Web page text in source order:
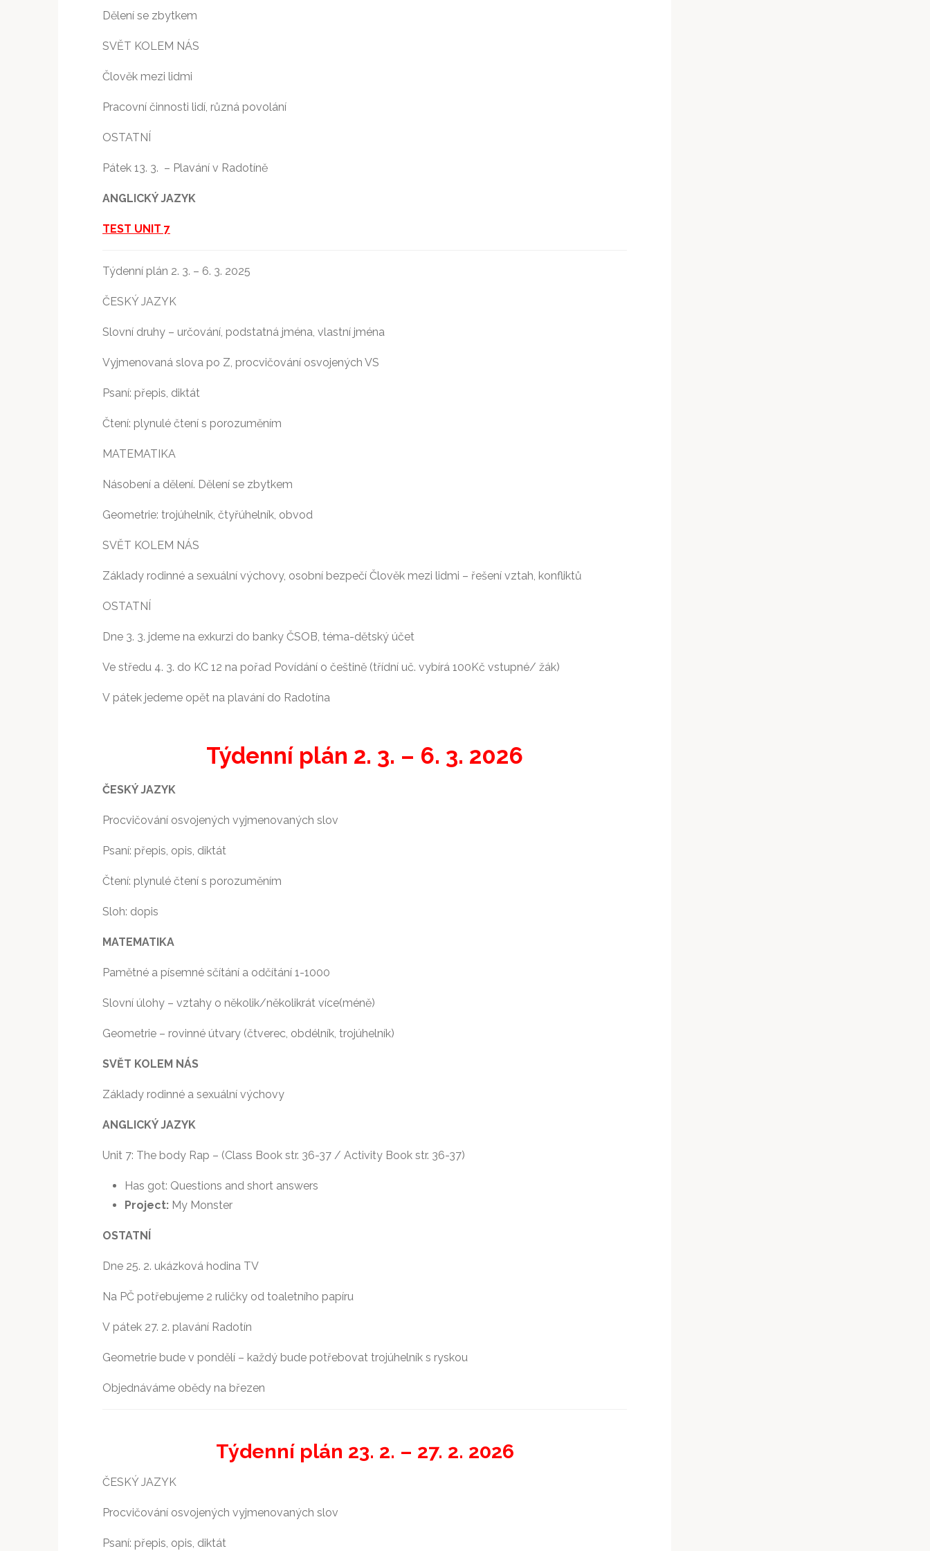
Dělení se zbytkem
SVĚT KOLEM NÁS
Člověk mezi lidmi
Pracovní činnosti lidí, různá povolání
OSTATNÍ
Pátek 13. 3. – Plavání v Radotíně
ANGLICKÝ JAZYK
TEST UNIT 7
Týdenní plán 2. 3. – 6. 3. 2025
ČESKÝ JAZYK
Slovní druhy – určování, podstatná jména, vlastní jména
Vyjmenovaná slova po Z, procvičování osvojených VS
Psaní: přepis, diktát
Čtení: plynulé čtení s porozuměním
MATEMATIKA
Násobení a dělení. Dělení se zbytkem
Geometrie: trojúhelník, čtyřúhelník, obvod
SVĚT KOLEM NÁS
Základy rodinné a sexuální výchovy, osobní bezpečí Člověk mezi lidmi – řešení vztah, konfliktů
OSTATNÍ
Dne 3. 3. jdeme na exkurzi do banky ČSOB, téma-dětský účet
Ve středu 4. 3. do KC 12 na pořad Povídání o češtině (třídní uč. vybírá 100Kč vstupné/ žák)
V pátek jedeme opět na plavání do Radotína
Týdenní plán 2. 3. – 6. 3. 2026
ČESKÝ JAZYK
Procvičování osvojených vyjmenovaných slov
Psaní: přepis, opis, diktát
Čtení: plynulé čtení s porozuměním
Sloh: dopis
MATEMATIKA
Pamětné a písemné sčítání a odčítání 1-1000
Slovní úlohy – vztahy o několik/několikrát více(méně)
Geometrie – rovinné útvary (čtverec, obdélník, trojúhelník)
SVĚT KOLEM NÁS
Základy rodinné a sexuální výchovy
ANGLICKÝ JAZYK
Unit 7: The body Rap – (Class Book str. 36-37 / Activity Book str. 36-37)
Has got: Questions and short answers
Project: My Monster
OSTATNÍ
Dne 25. 2. ukázková hodina TV
Na PČ potřebujeme 2 ruličky od toaletního papíru
V pátek 27. 2. plavání Radotín
Geometrie bude v pondělí – každý bude potřebovat trojúhelník s ryskou
Objednáváme obědy na březen
Týdenní plán 23. 2. – 27. 2. 2026
ČESKÝ JAZYK
Procvičování osvojených vyjmenovaných slov
Psaní: přepis, opis, diktát